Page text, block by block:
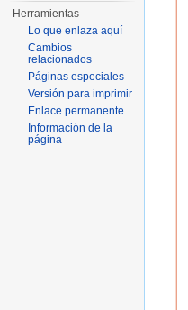
Herramientas
Lo que enlaza aquí
Cambios
relacionados
Páginas especiales
Versión para imprimir
Enlace permanente
Información de la
página